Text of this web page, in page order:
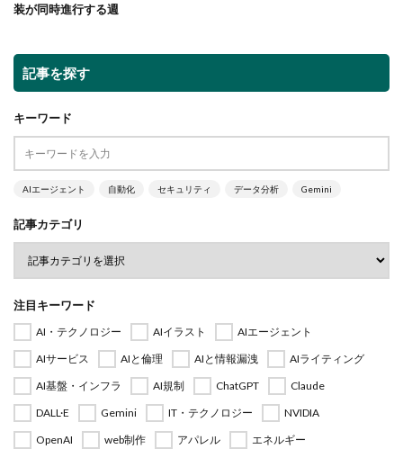
装が同時進行する週
記事を探す
キーワード
AIエージェント 自動化 セキュリティ データ分析 Gemini
記事カテゴリ
注目キーワード
AI・テクノロジー AIイラスト
AIエージェント
AIサービス
AIと倫理 AIと情報漏洩
AIライティング
AI基盤・インフラ
AI規制 ChatGPT
Claude
DALL·E
Gemini IT・テクノロジー
NVIDIA
OpenAI
web制作 アパレル エネルギー